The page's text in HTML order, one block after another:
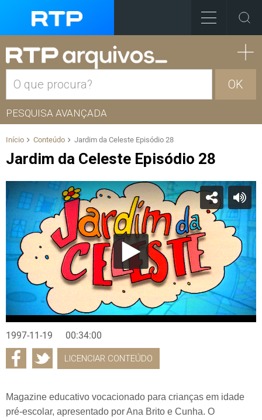
OK
PESQUISA AVANÇADA
Início Conteúdo Jardim da Celeste Episódio 28
Jardim da Celeste Episódio 28
1997-11-19 00:34:00
LICENCIAR CONTEÚDO
Magazine educativo vocacionado para crianças em idade
pré-escolar, apresentado por Ana Brito e Cunha. O